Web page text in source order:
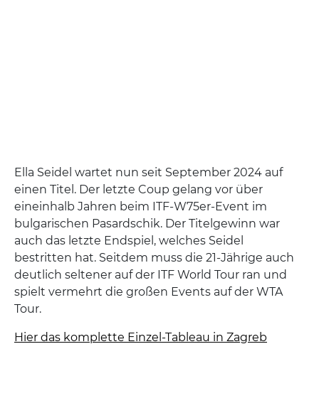
Ella Seidel wartet nun seit September 2024 auf
einen Titel. Der letzte Coup gelang vor über
eineinhalb Jahren beim ITF-W75er-Event im
bulgarischen Pasardschik. Der Titelgewinn war
auch das letzte Endspiel, welches Seidel
bestritten hat. Seitdem muss die 21-Jährige auch
deutlich seltener auf der ITF World Tour ran und
spielt vermehrt die großen Events auf der WTA
Tour.
Hier das komplette Einzel-Tableau in Zagreb